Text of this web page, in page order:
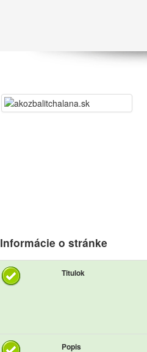
Informácie o stránke
Titulok
Popis